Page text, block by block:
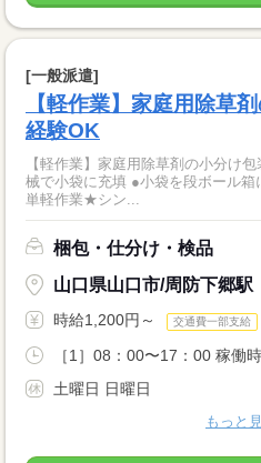
[一般派遣]
【軽作業】家庭用除草
経験OK
【軽作業】家庭用除草剤の小分け
械で小袋に充填 ●小袋を段ボール
単軽作業★シン...
梱包・仕分け・検品
山口県山口市/周防下郷駅
時給1,200円～ 交通費一部支給
［1］08：00〜17：00 稼働
土曜日 日曜日
もっと